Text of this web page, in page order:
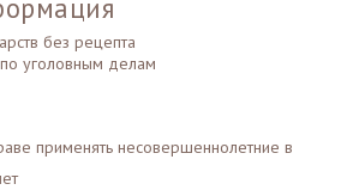
без рецепта
по уголовным делам
применять несовершеннолетние в